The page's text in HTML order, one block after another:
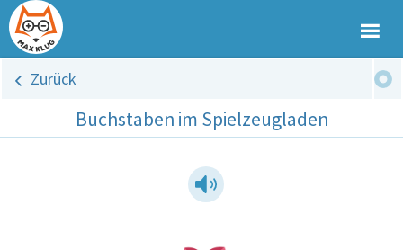
Zurück
Buchstaben im Spielzeugladen